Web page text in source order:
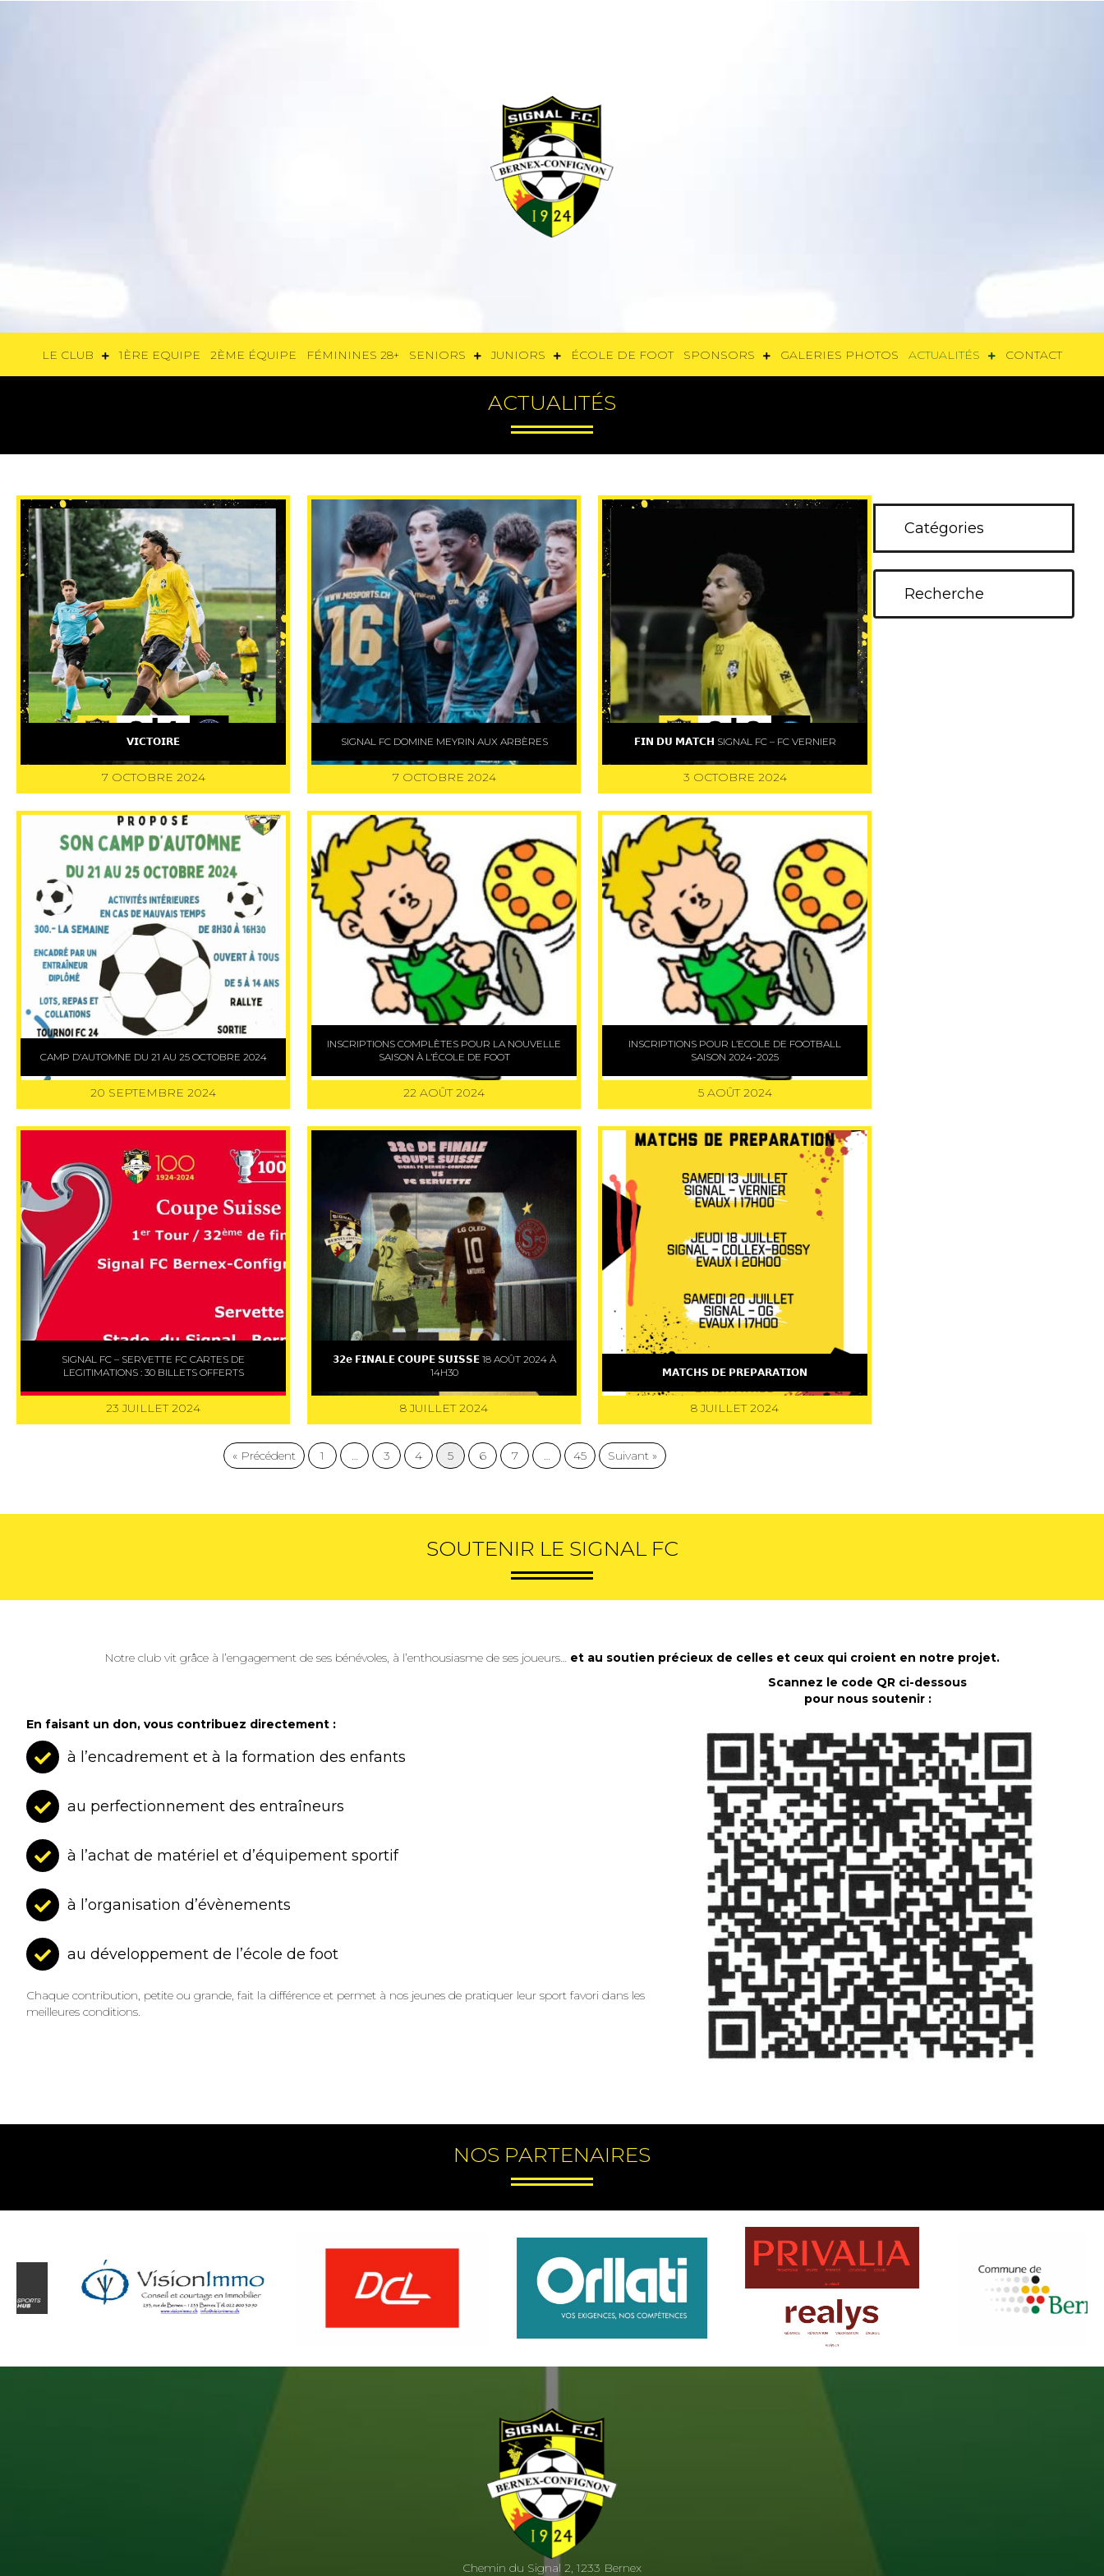
LE CLUB 1ÈRE EQUIPE 2ÈME ÉQUIPE FÉMININES 28+ SENIORS JUNIORS ÉCOLE DE FOOT SPONSORS GALERIES PHOTOS ACTUALITÉS CONTACT
ACTUALITÉS
𝗩𝗜𝗖𝗧𝗢𝗜𝗥𝗘
7 OCTOBRE 2024
SIGNAL FC DOMINE MEYRIN AUX ARBÈRES
7 OCTOBRE 2024
𝗙𝗜𝗡 𝗗𝗨 𝗠𝗔𝗧𝗖𝗛 SIGNAL FC – FC VERNIER
3 OCTOBRE 2024
CAMP D’AUTOMNE DU 21 AU 25 OCTOBRE 2024
20 SEPTEMBRE 2024
INSCRIPTIONS COMPLÈTES POUR LA NOUVELLE
SAISON À L’ÉCOLE DE FOOT
22 AOÛT 2024
INSCRIPTIONS POUR L’ECOLE DE FOOTBALL
SAISON 2024-2025
5 AOÛT 2024
SIGNAL FC – SERVETTE FC CARTES DE
LEGITIMATIONS : 30 BILLETS OFFERTS
23 JUILLET 2024
𝟯𝟮𝗲 𝗙𝗜𝗡𝗔𝗟𝗘 𝗖𝗢𝗨𝗣𝗘 𝗦𝗨𝗜𝗦𝗦𝗘 18 AOÛT 2024 À
14H30
8 JUILLET 2024
𝗠𝗔𝗧𝗖𝗛𝗦 𝗗𝗘 𝗣𝗥𝗘𝗣𝗔𝗥𝗔𝗧𝗜𝗢𝗡
8 JUILLET 2024
« Précédent 1 3 4 5 6 7 45 Suivant »
SOUTENIR LE SIGNAL FC
Notre club vit grâce à l’engagement de ses bénévoles, à l’enthousiasme de ses joueurs… et au soutien précieux de celles et ceux qui croient en notre projet.
En faisant un don, vous contribuez directement :
à l’encadrement et à la formation des enfants
au perfectionnement des entraîneurs
à l’achat de matériel et d’équipement sportif
à l’organisation d’évènements
au développement de l’école de foot
Chaque contribution, petite ou grande, fait la différence et permet à nos jeunes de pratiquer leur sport favori dans les
meilleures conditions.
Scannez le code QR ci-dessous
pour nous soutenir :
NOS PARTENAIRES
Chemin du Signal 2, 1233 Bernex